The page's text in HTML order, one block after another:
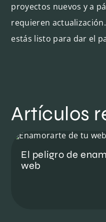
proyectos nuevos y a
requieren
estás listo para dar el
Artículos
El peligro de
web